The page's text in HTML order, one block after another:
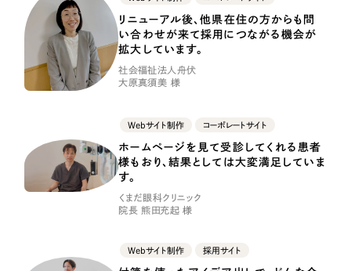
すべて （624件）
コーポレート・企業サイト
ブランドサイト・サービスサイト
ECサイト（オンラインショップ）
リニューアル後、他県在住の方からも問
い合わせが来て採用につながる機会が
拡大しています。
社会福祉法人舟伏
大原真須美 様
Webサイト制作 コーポレートサイト
ホームページを見て受診してくれる患者
様もおり、結果としては大変満足していま
す。
くまだ眼科クリニック
院長 熊田充起 様
Webサイト制作 採用サイト